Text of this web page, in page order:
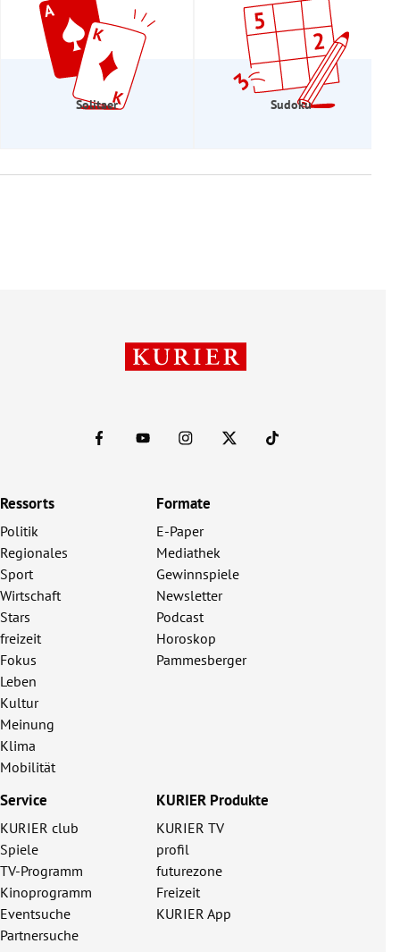
Solitaer Sudoku
Ressorts
Politik
Regionales
Sport
Wirtschaft
Stars
freizeit
Fokus
Leben
Kultur
Meinung
Klima
Mobilität
Formate
E-Paper
Mediathek
Gewinnspiele
Newsletter
Podcast
Horoskop
Pammesberger
Service
KURIER club
Spiele
TV-Programm
Kinoprogramm
Eventsuche
Partnersuche
KURIER Produkte
KURIER TV
profil
futurezone
Freizeit
KURIER App